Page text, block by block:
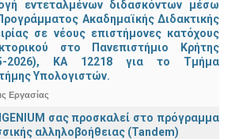
εντεταλμένων διδασκόντων μέσω
Ακαδημαϊκής Διδακτικής
σε νέους επιστήμονες κατόχους
στο Πανεπιστήμιο Κρήτης
2026), ΚΑ 12218 για το Τμήμα
Υπολογιστών.
Εργασίας
σας προσκαλεί στο πρόγραμμα
αλληλοβοήθειας (Tandem)